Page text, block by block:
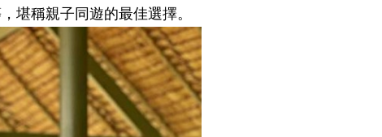
堪稱親子同遊的最佳選擇。